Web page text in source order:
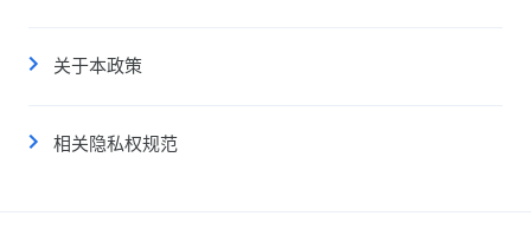
关于本政策
相关隐私权规范